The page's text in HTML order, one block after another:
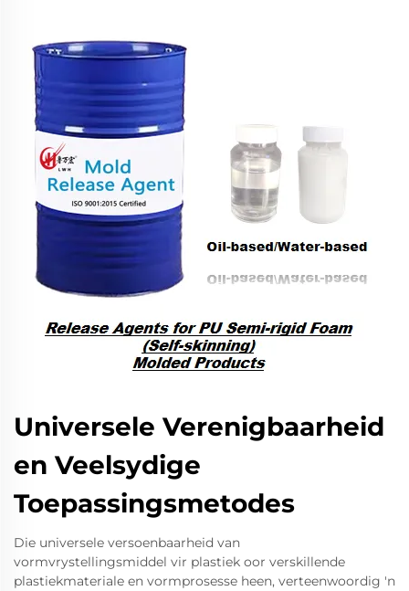
Universele Verenigbaarheid
en Veelsydige
Toepassingsmetodes
Die universele versoenbaarheid van
vormvrystellingsmiddel vir plastiek oor verskillende
plastiekmateriale en vormprosesse heen, verteenwoordig 'n